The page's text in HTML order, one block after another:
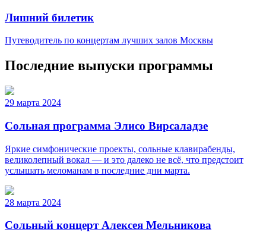
Лишний билетик
Путеводитель по концертам лучших залов Москвы
Последние выпуски программы
29 марта 2024
Сольная программа Элисо Вирсаладзе
Яркие симфонические проекты, сольные клавирабенды,
великолепный вокал — и это далеко не всё, что предстоит
услышать меломанам в последние дни марта.
28 марта 2024
Сольный концерт Алексея Мельникова